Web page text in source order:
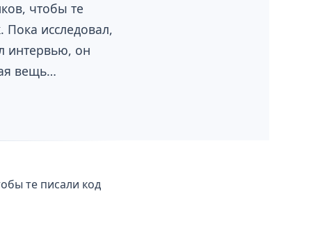
чтобы те
исследовал,
интервью, он
вещь…
те писали код